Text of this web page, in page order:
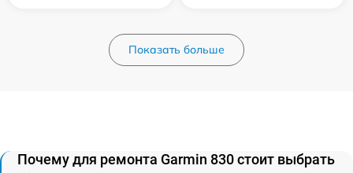
Показать больше
Почему для ремонта Garmin 830 стоит выбрать